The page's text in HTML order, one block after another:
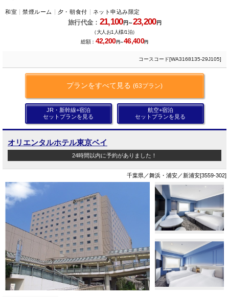
和室 禁煙ルーム 夕・朝食付 ネット申込み限定
旅行代金： 21,100円～23,200円
（大人お1人様/1泊）
総額： 42,200円～46,400円
コースコード[WA3168135-29J105]
プランをすべて見る (63プラン)
JR・新幹線+宿泊
セットプランを見る
航空+宿泊
セットプランを見る
オリエンタルホテル東京ベイ
24時間以内に予約がありました！
千葉県／舞浜・浦安／新浦安[3559-302]